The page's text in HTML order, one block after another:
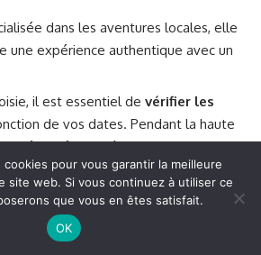
dans les aventures locales, elle
une expérience authentique avec un
il est essentiel de vérifier les
de vos dates. Pendant la haute
de réserver à l’avance. Certaines
de réservation en ligne, ce qui
temps de lire les
du service. Cela peut être un bon
pour vous garantir la meilleure
site web. Si vous continuez à utiliser ce
que vous en êtes satisfait.
OK